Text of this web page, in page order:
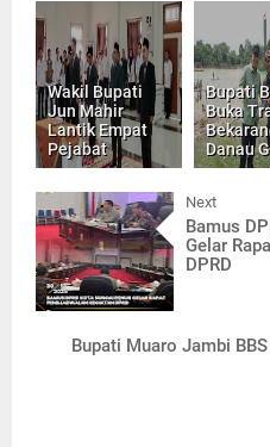
Wakil Bupati
Jun Mahir
Lantik Empat
Pejabat
Bupati
Buka
Danau
Next
Bamus
Gelar
DPRD
Bupati Muaro Jambi